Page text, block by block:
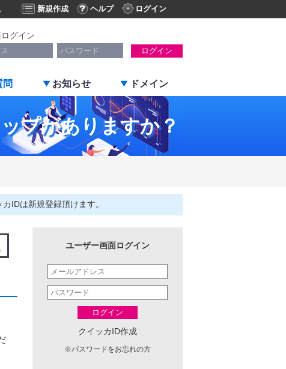
新規作成 ヘルプ ログイン
グイン
ログイン
問 お知らせ ドメイン
プがありますか？
IDは新規登録頂けます。
ユーザー画面ログイン
ログイン
クイッカID作成
※パスワードをお忘れの方